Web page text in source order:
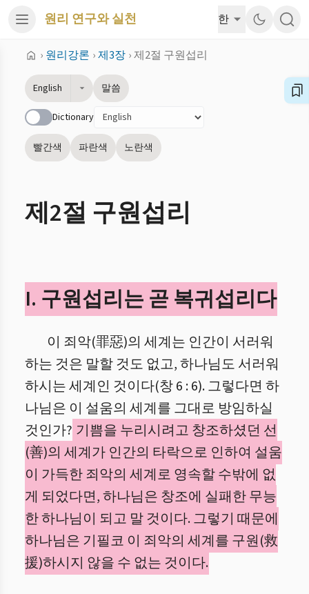
원리 연구와 실천 한
› 원리강론 ›제3장 ›제2절 구원섭리
English 말씀
Dictionary
빨간색 파란색 노란색
제2절 구원섭리
I. 구원섭리는 곧 복귀섭리다
이 죄악(罪惡)의 세계는 인간이 서러워
하는 것은 말할 것도 없고, 하나님도 서러워
하시는 세계인 것이다(창 6 : 6). 그렇다면 하
나님은 이 설움의 세계를 그대로 방임하실
것인가? 기쁨을 누리시려고 창조하셨던 선
(善)의 세계가 인간의 타락으로 인하여 설움
이 가득한 죄악의 세계로 영속할 수밖에 없
게 되었다면, 하나님은 창조에 실패한 무능
한 하나님이 되고 말 것이다. 그렇기 때문에
하나님은 기필코 이 죄악의 세계를 구원(救
援)하시지 않을 수 없는 것이다.